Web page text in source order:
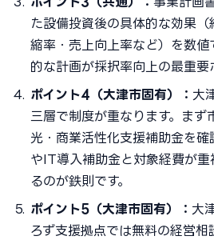
た設備投資後の具体的な効果
縮率・売上向上率など）を数値
的な計画が採択率向上の最重要
ポイント4（大津市固有）： 大
三層で制度が重なります。ま
光・商業活性化支援補助金を
やIT導入補助金と対象経費が
るのが鉄則です。
ポイント5（大津市固有）： 大
ろず支援拠点では無料の経営相